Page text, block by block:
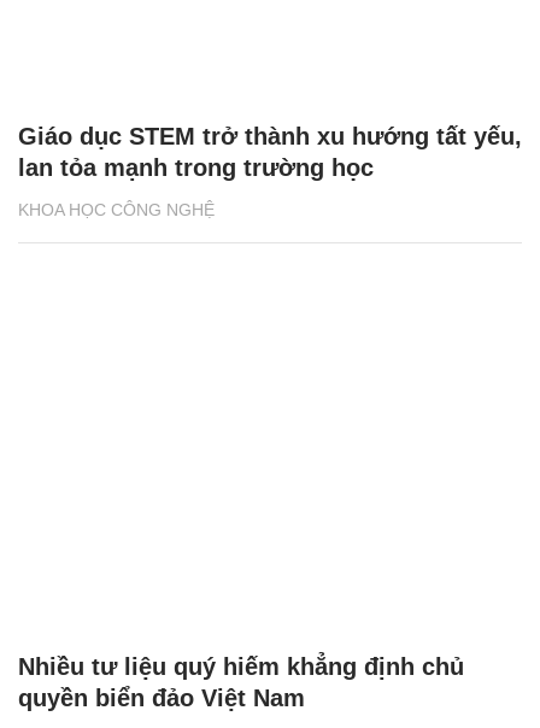
KHOA HỌC CÔNG NGHỆ
Giáo dục STEM trở thành xu hướng tất yếu,
lan tỏa mạnh trong trường học
Nhiều tư liệu quý hiếm khẳng định chủ
quyền biển đảo Việt Nam